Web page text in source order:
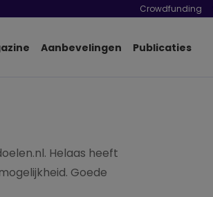
Crowdfunding
Aanbevelingen Publicaties
Helaas heeft
Goede